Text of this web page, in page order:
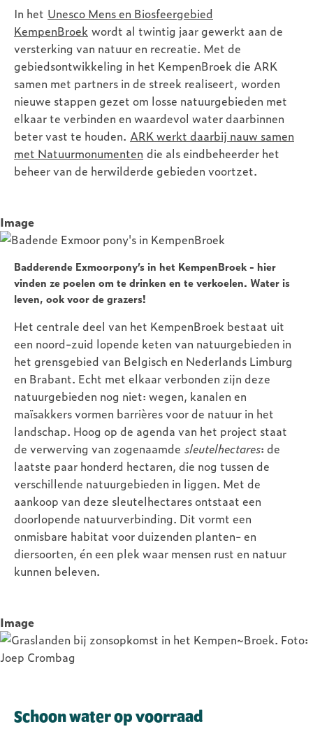
In het Unesco Mens en Biosfeergebied
KempenBroek wordt al twintig jaar gewerkt aan de
versterking van natuur en recreatie. Met de
gebiedsontwikkeling in het KempenBroek die ARK
samen met partners in de streek realiseert, worden
nieuwe stappen gezet om losse natuurgebieden met
elkaar te verbinden en waardevol water daarbinnen
beter vast te houden. ARK werkt daarbij nauw samen
met Natuurmonumenten die als eindbeheerder het
beheer van de herwilderde gebieden voortzet.
Image
Badderende Exmoorpony’s in het KempenBroek - hier
vinden ze poelen om te drinken en te verkoelen. Water is
leven, ook voor de grazers!
Het centrale deel van het KempenBroek bestaat uit
een noord-zuid lopende keten van natuurgebieden in
het grensgebied van Belgisch en Nederlands Limburg
en Brabant. Echt met elkaar verbonden zijn deze
natuurgebieden nog niet: wegen, kanalen en
maïsakkers vormen barrières voor de natuur in het
landschap. Hoog op de agenda van het project staat
de verwerving van zogenaamde sleutelhectares: de
laatste paar honderd hectaren, die nog tussen de
verschillende natuurgebieden in liggen. Met de
aankoop van deze sleutelhectares ontstaat een
doorlopende natuurverbinding. Dit vormt een
onmisbare habitat voor duizenden planten- en
diersoorten, én een plek waar mensen rust en natuur
kunnen beleven.
Image
Schoon water op voorraad